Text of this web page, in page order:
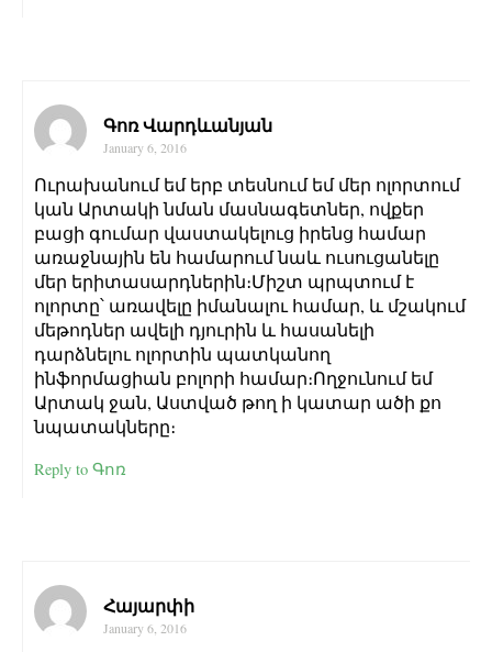
Գոռ Վարդևանյան
January 6, 2016
Ուրախանում եմ երբ տեսնում եմ մեր ոլորտում
կան Արտակի նման մասնագետներ, ովքեր
բացի գումար վաստակելուց իրենց համար
առաջնային են համարում նաև ուսուցանելը
մեր երիտասարդներին։Միշտ պրպտում է
ոլորտը՝ առավելը իմանալու համար, և մշակում
մեթոդներ ավելի դյուրին և հասանելի
դարձնելու ոլորտին պատկանող
ինֆորմացիան բոլորի համար։Ողջունում եմ
Արտակ ջան, Աստված թող ի կատար ածի քո
նպատակները։
Reply to Գոռ
Հայարփի
January 6, 2016